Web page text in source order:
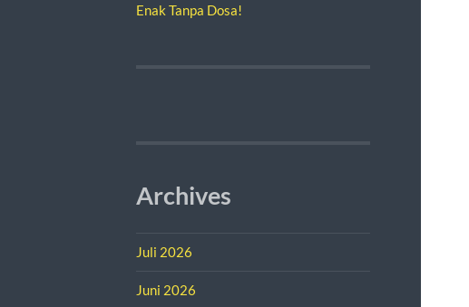
Enak Tanpa Dosa!
Archives
Juli 2026
Juni 2026